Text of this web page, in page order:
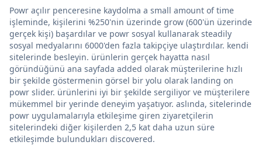
Powr açılır penceresine kaydolma a small amount of time
işleminde, kişilerini %250'nin üzerinde grow (600'ün üzerinde
gerçek kişi) başardılar ve powr sosyal kullanarak steadily
sosyal medyalarını 6000'den fazla takipçiye ulaştırdılar. kendi
sitelerinde besleyin. ürünlerin gerçek hayatta nasıl
göründüğünü ana sayfada added olarak müşterilerine hızlı
bir şekilde göstermenin görsel bir yolu olarak landing on
powr slider. ürünlerini iyi bir şekilde sergiliyor ve müşterilere
mükemmel bir yerinde deneyim yaşatıyor. aslında, sitelerinde
powr uygulamalarıyla etkileşime giren ziyaretçilerin
sitelerindeki diğer kişilerden 2,5 kat daha uzun süre
etkileşimde bulundukları discovered.